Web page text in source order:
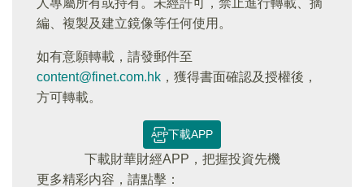
人專屬所有或持有。未經許可，禁止進行轉載、摘
編、複製及建立鏡像等任何使用。
如有意願轉載，請發郵件至
content@finet.com.hk ，獲得書面確認及授權後，
方可轉載。
下載APP
下載財華財經APP，把握投資先機
更多精彩内容，請點擊：